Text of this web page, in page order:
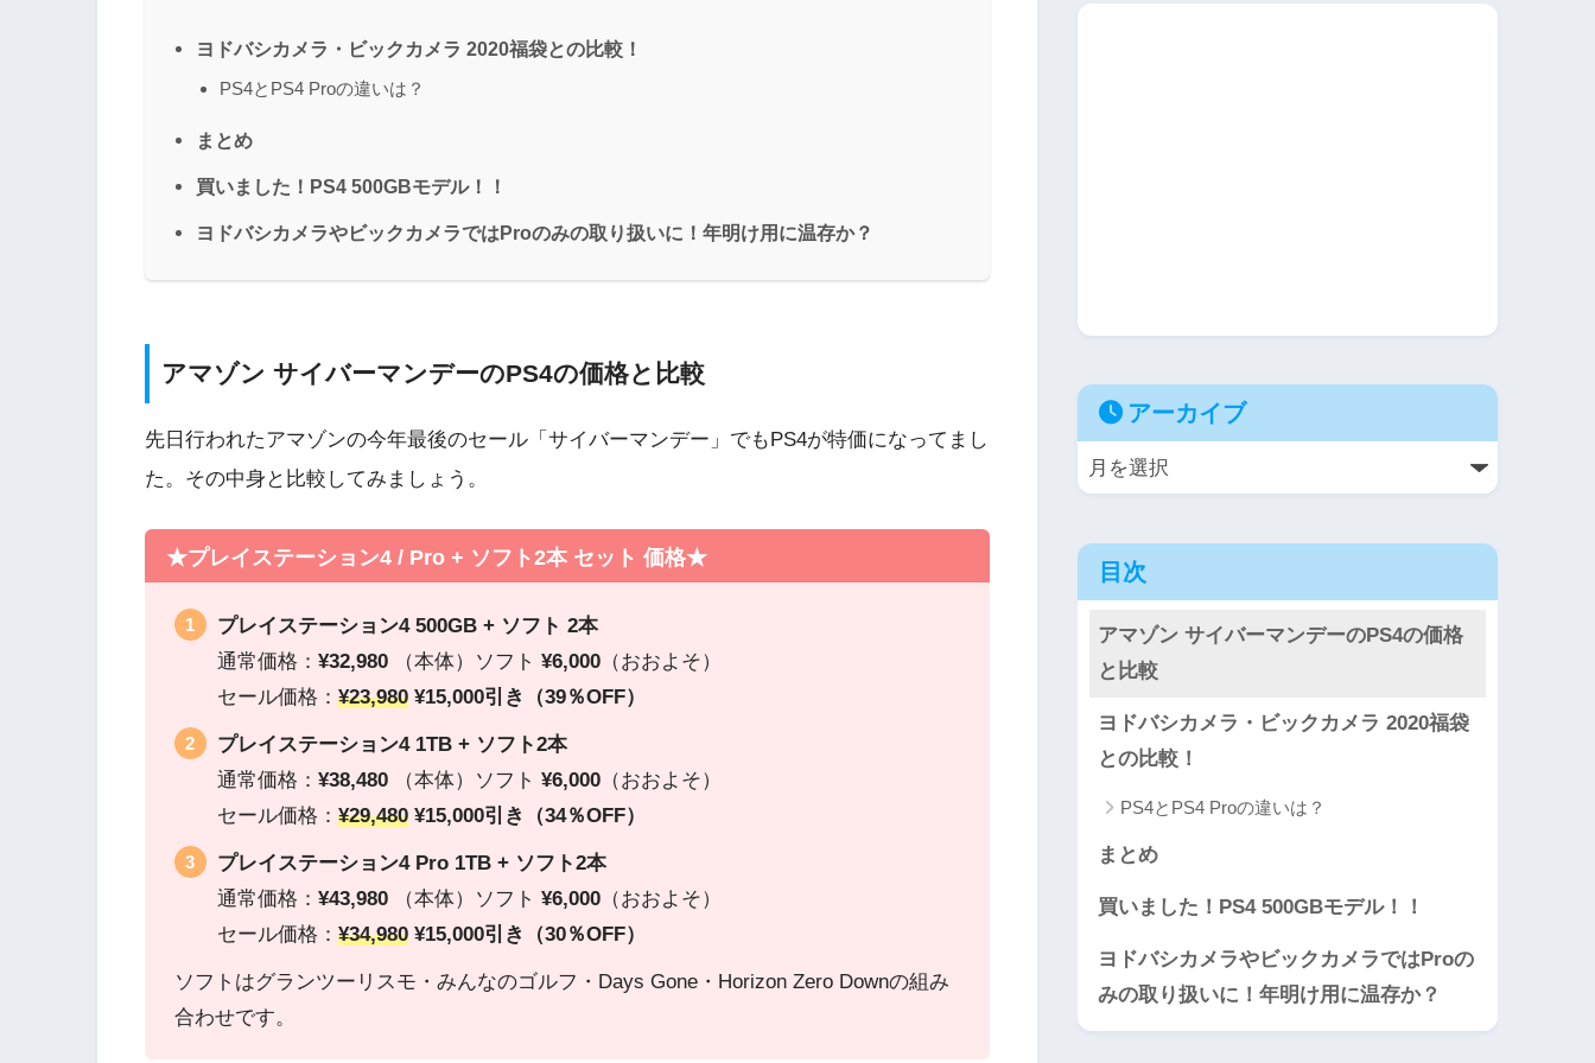
ヨドバシカメラ・ビックカメラ 2020福袋との比較！
PS4とPS4 Proの違いは？
まとめ
買いました！PS4 500GBモデル！！
ヨドバシカメラやビックカメラではProのみの取り扱いに！年明け用に温存か？
アマゾン サイバーマンデーのPS4の価格と比較
先日行われたアマゾンの今年最後のセール「サイバーマンデー」でもPS4が特価になってまし
た。その中身と比較してみましょう。
★プレイステーション4 / Pro + ソフト2本 セット 価格★
プレイステーション4 500GB + ソフト 2本
通常価格： ¥32,980（本体）ソフト ¥6,000（おおよそ）
セール価格： ¥23,980¥15,000引き（39％OFF）
プレイステーション4 1TB + ソフト2本
通常価格： ¥38,480（本体）ソフト ¥6,000（おおよそ）
セール価格： ¥29,480¥15,000引き（34％OFF）
プレイステーション4 Pro 1TB + ソフト2本
通常価格： ¥43,980（本体）ソフト ¥6,000（おおよそ）
セール価格： ¥34,980¥15,000引き（30％OFF）
ソフトはグランツーリスモ・みんなのゴルフ・Days Gone・Horizon Zero Downの組み
合わせです。
アーカイブ
目次
アマゾン サイバーマンデーのPS4の価格
と比較
ヨドバシカメラ・ビックカメラ 2020福袋
との比較！
PS4とPS4 Proの違いは？
まとめ
買いました！PS4 500GBモデル！！
ヨドバシカメラやビックカメラではProの
みの取り扱いに！年明け用に温存か？